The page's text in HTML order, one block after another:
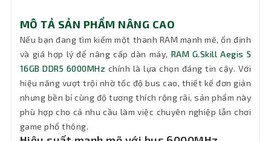
MÔ TẢ SẢN PHẨM NÂNG CAO
Nếu bạn đang tìm kiếm một thanh RAM mạnh mẽ, ổn định
và giá hợp lý để nâng cấp dàn máy, RAM G.Skill Aegis 5
16GB DDR5 6000MHz chính là lựa chọn đáng tin cậy. Với
hiệu năng vượt trội nhờ tốc độ bus cao, thiết kế đơn giản
nhưng bền bỉ cùng độ tương thích rộng rãi, sản phẩm này
phù hợp cho cả nhu cầu làm việc chuyên nghiệp lẫn chơi
game phổ thông.